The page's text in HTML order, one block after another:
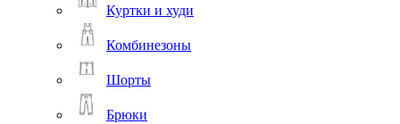
Куртки и худи
Комбинезоны
Шорты
Брюки